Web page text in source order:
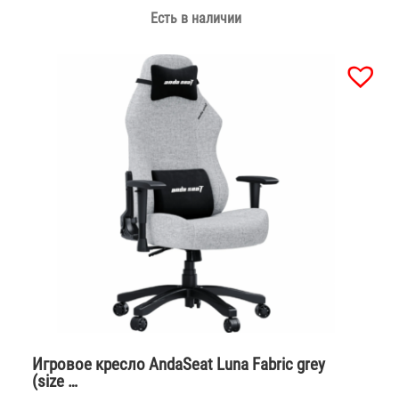
Есть в наличии
Игровое кресло AndaSeat Luna Fabric grey
(size …